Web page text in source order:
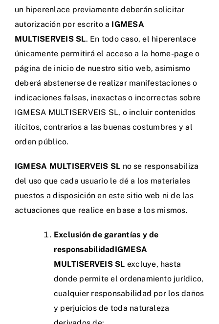
un hiperenlace previamente deberán solicitar
autorización por escrito a IGMESA
MULTISERVEIS SL. En todo caso, el hiperenlace
únicamente permitirá el acceso a la home-page o
página de inicio de nuestro sitio web, asimismo
deberá abstenerse de realizar manifestaciones o
indicaciones falsas, inexactas o incorrectas sobre
IGMESA MULTISERVEIS SL, o incluir contenidos
ilícitos, contrarios a las buenas costumbres y al
orden público.
IGMESA MULTISERVEIS SL no se responsabiliza
del uso que cada usuario le dé a los materiales
puestos a disposición en este sitio web ni de las
actuaciones que realice en base a los mismos.
Exclusión de garantías y de
responsabilidadIGMESA
MULTISERVEIS SL excluye, hasta
donde permite el ordenamiento jurídico,
cualquier responsabilidad por los daños
y perjuicios de toda naturaleza